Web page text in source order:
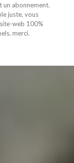
un abonnement.
juste, vous
web 100%
merci.